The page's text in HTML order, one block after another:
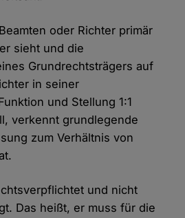
oder Richter primär
sieht und die
Grundrechtsträgers auf
in seiner
und Stellung 1:1
verkennt grundlegende
zum Verhältnis von
und nicht
Das heißt, er muss für die